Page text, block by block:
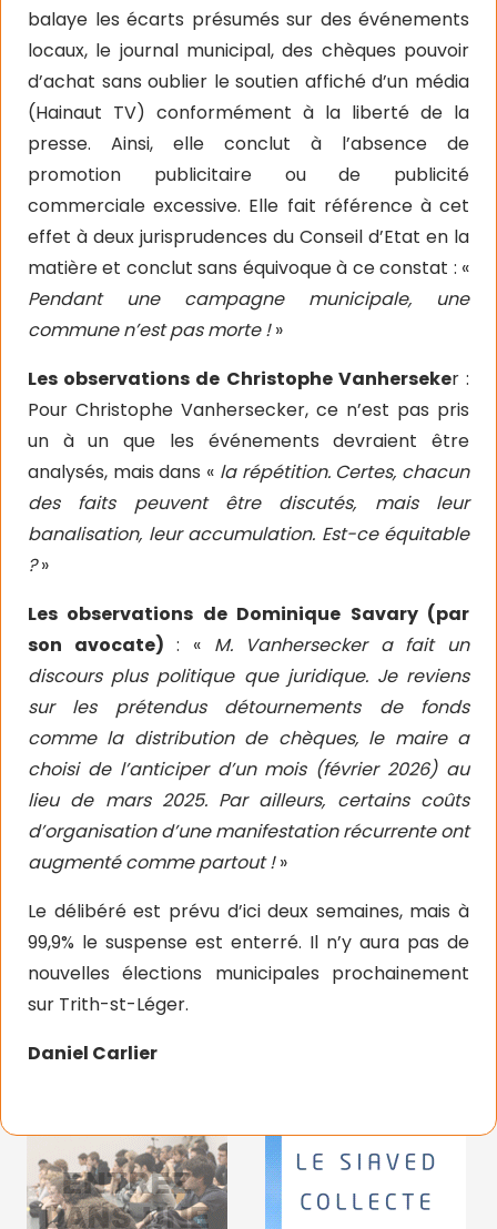
balaye les écarts présumés sur des événements
locaux, le journal municipal, des chèques pouvoir
d’achat sans oublier le soutien affiché d’un média
(Hainaut TV) conformément à la liberté de la
presse. Ainsi, elle conclut à l’absence de
promotion publicitaire ou de publicité
commerciale excessive. Elle fait référence à cet
effet à deux jurisprudences du Conseil d’Etat en la
matière et conclut sans équivoque à ce constat : «
Pendant une campagne municipale, une
commune n’est pas morte !»
Les observations de Christophe Vanherseker :
Pour Christophe Vanhersecker, ce n’est pas pris
un à un que les événements devraient être
analysés, mais dans « la répétition. Certes, chacun
des faits peuvent être discutés, mais leur
banalisation, leur accumulation. Est-ce équitable
?»
Les observations de Dominique Savary (par
son avocate) : « M. Vanhersecker a fait un
discours plus politique que juridique. Je reviens
sur les prétendus détournements de fonds
comme la distribution de chèques, le maire a
choisi de l’anticiper d’un mois (février 2026) au
lieu de mars 2025. Par ailleurs, certains coûts
d’organisation d’une manifestation récurrente ont
augmenté comme partout !»
Le délibéré est prévu d’ici deux semaines, mais à
99,9% le suspense est enterré. Il n’y aura pas de
nouvelles élections municipales prochainement
sur Trith-st-Léger.
Daniel Carlier